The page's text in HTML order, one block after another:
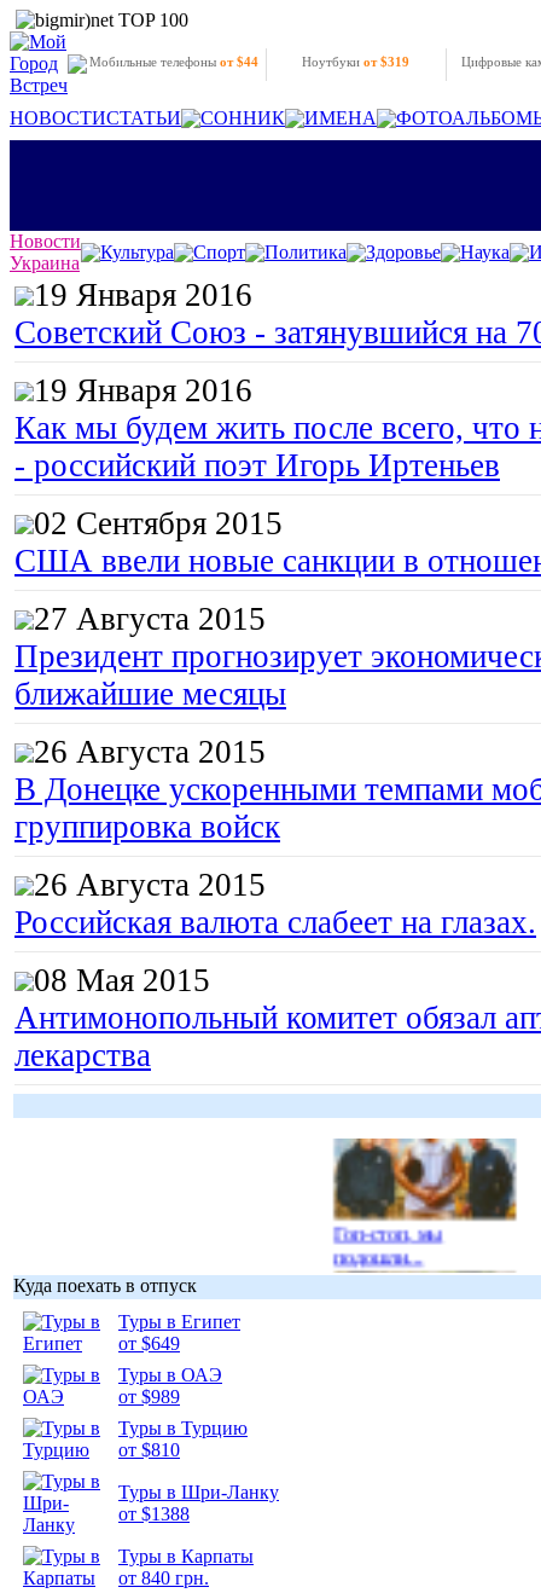
Мобильные телефоны от $44 Ноутбукиот $319 Цифровые
НОВОСТИСТАТЬИ СОННИК ИМЕНА
Новости
Украина
Культура Спорт Политика Здоровье Наука
19 Января 2016
Советский Союз - затянувшийся на
19 Января 2016
Как мы будем жить после всего, что
- российский поэт Игорь Иртеньев
02 Сентября 2015
США ввели новые санкции в
27 Августа 2015
Президент прогнозирует
ближайшие месяцы
26 Августа 2015
В Донецке ускоренными темпами
группировка войск
26 Августа 2015
Российская валюта слабеет на глазах.
08 Мая 2015
Антимонопольный комитет обязал
лекарства
Гоп-стоп, мы
подошли...
Куда поехать в отпуск
Туры в Египет
от $649
Туры в ОАЭ
от $989
Туры в Турцию
от $810
Туры в Шри-Ланку
от $1388
Туры в Карпаты
от 840 грн.